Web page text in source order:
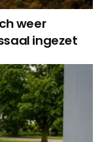
weer
ingezet